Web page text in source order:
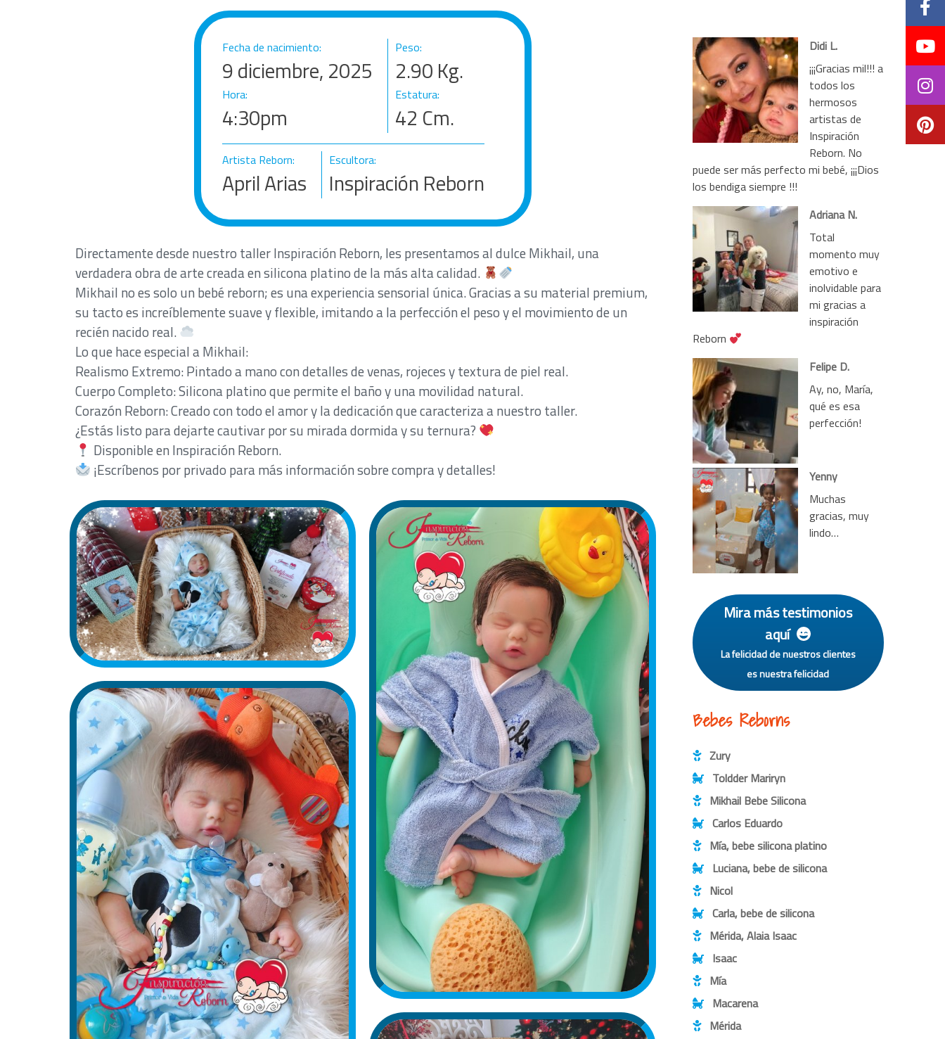
Fecha de nacimiento:
9 diciembre, 2025
Hora:
4:30pm
Peso:
2.90 Kg.
Estatura:
42 Cm.
Artista Reborn:
April Arias
Escultora:
Inspiración Reborn
Directamente desde nuestro taller Inspiración Reborn, les presentamos al dulce Mikhail, una
verdadera obra de arte creada en silicona platino de la más alta calidad.
Mikhail no es solo un bebé reborn; es una experiencia sensorial única. Gracias a su material premium,
su tacto es increíblemente suave y flexible, imitando a la perfección el peso y el movimiento de un
recién nacido real.
Lo que hace especial a Mikhail:
Realismo Extremo: Pintado a mano con detalles de venas, rojeces y textura de piel real.
Cuerpo Completo: Silicona platino que permite el baño y una movilidad natural.
Corazón Reborn: Creado con todo el amor y la dedicación que caracteriza a nuestro taller.
¿Estás listo para dejarte cautivar por su mirada dormida y su ternura?
Disponible en Inspiración Reborn.
¡Escríbenos por privado para más información sobre compra y detalles!
Didi L.
¡¡¡Gracias mil!!! a
todos los
hermosos
artistas de
Inspiración
Reborn. No
puede ser más perfecto mi bebé, ¡¡¡Dios
los bendiga siempre !!!
Adriana N.
Total
momento muy
emotivo e
inolvidable para
mi gracias a
inspiración
Reborn
Felipe D.
Ay, no, María,
qué es esa
perfección!
Yenny
Muchas
gracias, muy
lindo…
Mira más testimonios
aquí
La felicidad de nuestros clientes
es nuestra felicidad
Bebes Reborns
Zury
Toldder Mariryn
Mikhail Bebe Silicona
Carlos Eduardo
Mía, bebe silicona platino
Luciana, bebe de silicona
Nicol
Carla, bebe de silicona
Mérida, Alaia Isaac
Isaac
Mía
Macarena
Mérida